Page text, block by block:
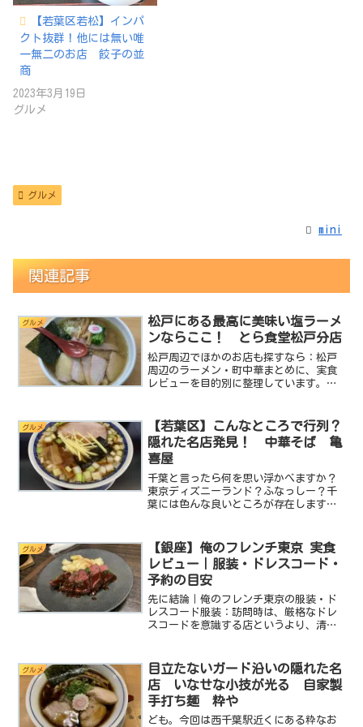
【若葉区若松】インパ
クト抜群！他には無い唯
一無二のお店 餃子の並
商
2023年3月19日
グルメ
グルメ
mini
関連記事
グルメ
松戸にある最高に美味い塩ラーメ
ンならここ！ とら食堂松戸分店
松戸周辺でほかのお店も探すなら：松戸
周辺のラーメン・町中華まとめに、実食
レビューを目的別に整理しています。透
ルプルとはじける弾力豊かな麺醤油ラー
メンの王道喜多方ラーメン...
グルメ
【若葉区】こんなところで行列？
隠れた名店発見！ 中華そば 亀
喜屋
千葉と言ったら何を思い浮かべますか？
東京ディズニーランド？ふなっしー？千
葉には色んな良いところが存在します
街のピーナッツ。美味しんですよね。八
街のピーナッツ。食べ始...
グルメ
【銀座】俺のフレンチ東京 実食
レビュー｜服装・ドレスコード・
予約の目安
先に結論｜俺のフレンチ東京の服装・ド
レスコード服装：訪問時は、厳格なドレ
スコードを意識する店というより、清潔
放題コースを考えるなら、来店前に席・
コースの空きを確認してお...
グルメ
目立たないガード沿いの隠れた名
店 いなせな小技が光る 自家製
手打ち麺 粋や
ども。今回は西千葉駅近くにある粋なお